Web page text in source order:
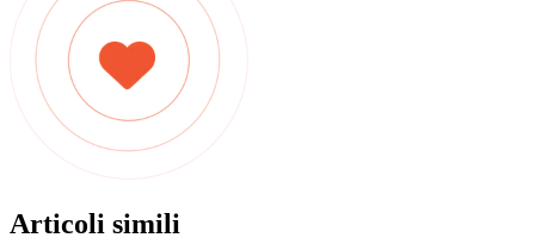
Articoli simili